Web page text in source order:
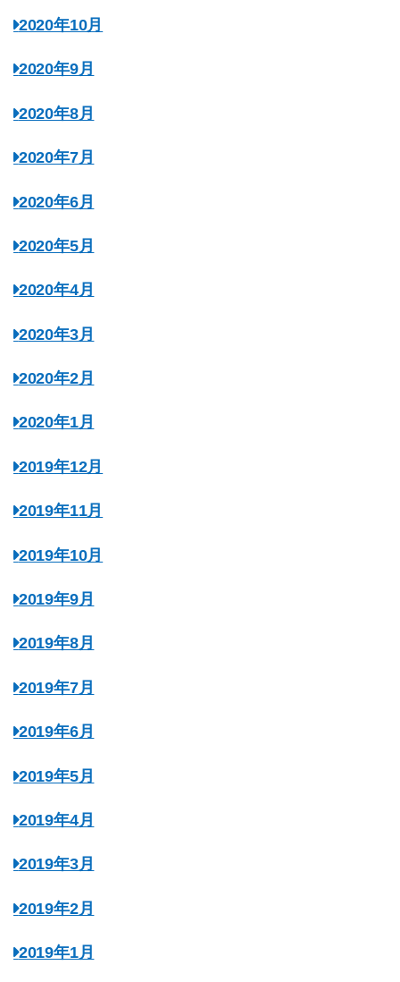
2020年10月
2020年9月
2020年8月
2020年7月
2020年6月
2020年5月
2020年4月
2020年3月
2020年2月
2020年1月
2019年12月
2019年11月
2019年10月
2019年9月
2019年8月
2019年7月
2019年6月
2019年5月
2019年4月
2019年3月
2019年2月
2019年1月